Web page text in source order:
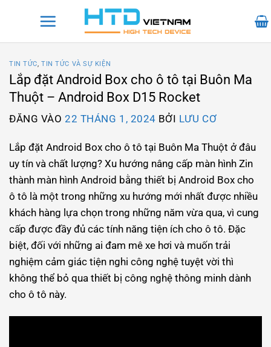
TIN TỨC,TIN TỨC VÀ SỰ KIỆN
Lắp đặt Android Box cho ô tô tại Buôn Ma
Thuột – Android Box D15 Rocket
ĐĂNG VÀO22 THÁNG 1, 2024 BỞI LƯU CƠ
Lắp đặt Android Box cho ô tô tại Buôn Ma Thuột ở đâu
uy tín và chất lượng? Xu hướng nâng cấp màn hình Zin
thành màn hình Android bằng thiết bị Android Box cho
ô tô là một trong những xu hướng mới nhất được nhiều
khách hàng lựa chọn trong những năm vừa qua, vì cung
cấp được đầy đủ các tính năng tiện ích cho ô tô. Đặc
biệt, đối với những ai đam mê xe hơi và muốn trải
nghiệm cảm giác tiện nghi công nghệ tuyệt vời thì
không thể bỏ qua thiết bị công nghệ thông minh dành
cho ô tô này.